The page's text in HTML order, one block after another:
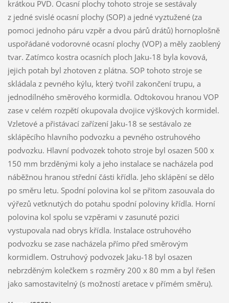
krátkou PVD. Ocasní plochy tohoto stroje se sestávaly
z jedné svislé ocasní plochy (SOP) a jedné vyztužené (za
pomoci jednoho páru vzpěr a dvou párů drátů) hornoplošně
uspořádané vodorovné ocasní plochy (VOP) a měly zaoblený
tvar. Zatímco kostra ocasních ploch Jaku-18 byla kovová,
jejich potah byl zhotoven z plátna. SOP tohoto stroje se
skládala z pevného kýlu, který tvořil zakončení trupu, a
jednodílného směrového kormidla. Odtokovou hranou VOP
zase v celém rozpětí okupovala dvojice výškových kormidel.
Vzletové a přistávací zařízení Jaku-18 se sestávalo ze
sklápěcího hlavního podvozku a pevného ostruhového
podvozku. Hlavní podvozek tohoto stroje byl osazen 500 x
150 mm brzděnými koly a jeho instalace se nacházela pod
náběžnou hranou střední části křídla. Jeho sklápění se dělo
po směru letu. Spodní polovina kol se přitom zasouvala do
výřezů vetknutých do potahu spodní poloviny křídla. Horní
polovina kol spolu se vzpěrami v zasunuté pozici
vystupovala nad obrys křídla. Instalace ostruhového
podvozku se zase nacházela přímo před směrovým
kormidlem. Ostruhový podvozek Jaku-18 byl osazen
nebrzděným kolečkem s rozměry 200 x 80 mm a byl řešen
jako samostavitelný (s možností aretace v přímém směru).